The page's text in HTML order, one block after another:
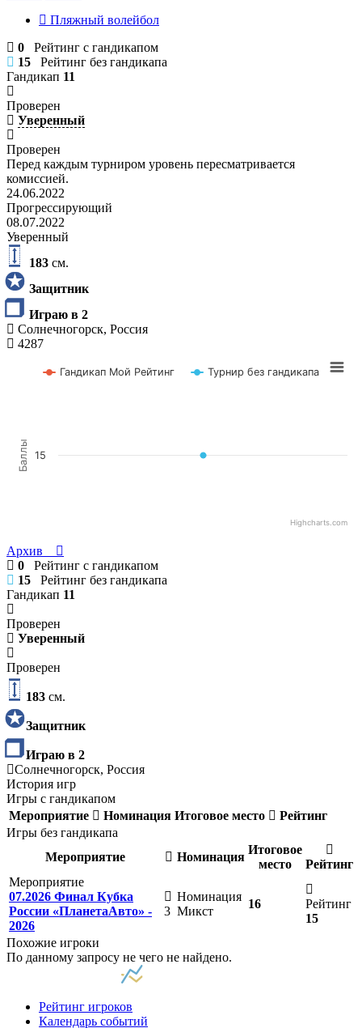
Пляжный волейбол
0 Рейтинг с гандикапом
15 Рейтинг без гандикапа
Гандикап 11
Проверен
Уверенный
Проверен
Перед каждым турниром уровень пересматривается
комиссией.
24.06.2022
Прогрессирующий
08.07.2022
Уверенный
183 см.
Защитник
Играю в 2
Солнечногорск, Россия
4287
Баллы
Гандикап Мой Рейтинг Турнир без гандикапа
15
Highcharts.com
Архив
0 Рейтинг с гандикапом
15 Рейтинг без гандикапа
Гандикап 11
Проверен
Уверенный
Проверен
183 см.
Защитник
Играю в 2
Солнечногорск, Россия
История игр
Игры с гандикапом
Мероприятие
Номинация Итоговое место
Рейтинг
Игры без гандикапа
Мероприятие
Номинация
Итоговое
место
Рейтинг
Мероприятие
07.2026 Финал Кубка
России «ПланетаАвто» -
2026
3
Номинация
Микст
16
Рейтинг
15
Похожие игроки
По данному запросу не чего не найдено.
Рейтинг игроков
Календарь событий